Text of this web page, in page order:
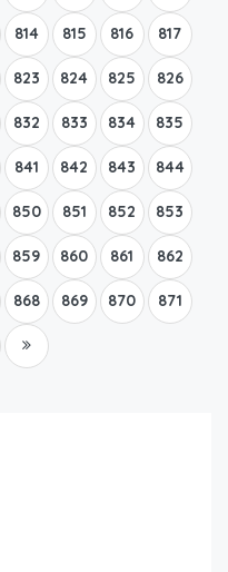
814 815 816 817
823 824 825 826
832 833 834 835
841 842 843 844
850 851 852 853
859 860 861 862
868 869 870 871